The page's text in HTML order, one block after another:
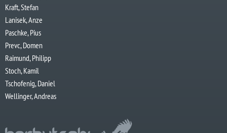
Kraft, Stefan
Lanisek, Anze
Paschke, Pius
Prevc, Domen
Raimund, Philipp
Stoch, Kamil
Tschofenig, Daniel
Wellinger, Andreas